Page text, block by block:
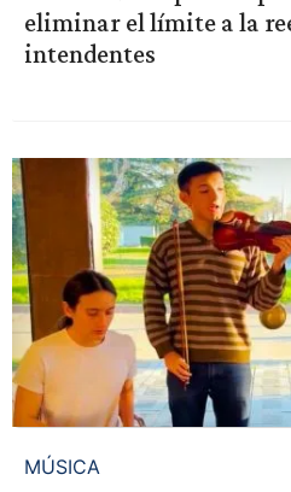
eliminar el límite a la
intendentes
MÚSICA